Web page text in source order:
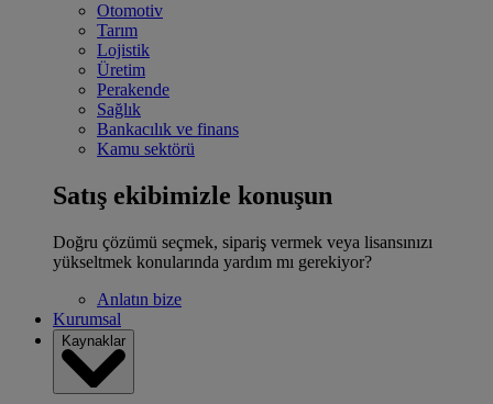
Otomotiv
Tarım
Lojistik
Üretim
Perakende
Sağlık
Bankacılık ve finans
Kamu sektörü
Satış ekibimizle konuşun
Doğru çözümü seçmek, sipariş vermek veya lisansınızı
yükseltmek konularında yardım mı gerekiyor?
Anlatın bize
Kurumsal
Kaynaklar